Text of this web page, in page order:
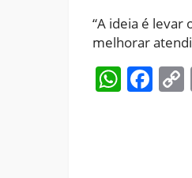
“A ideia é
melhorar